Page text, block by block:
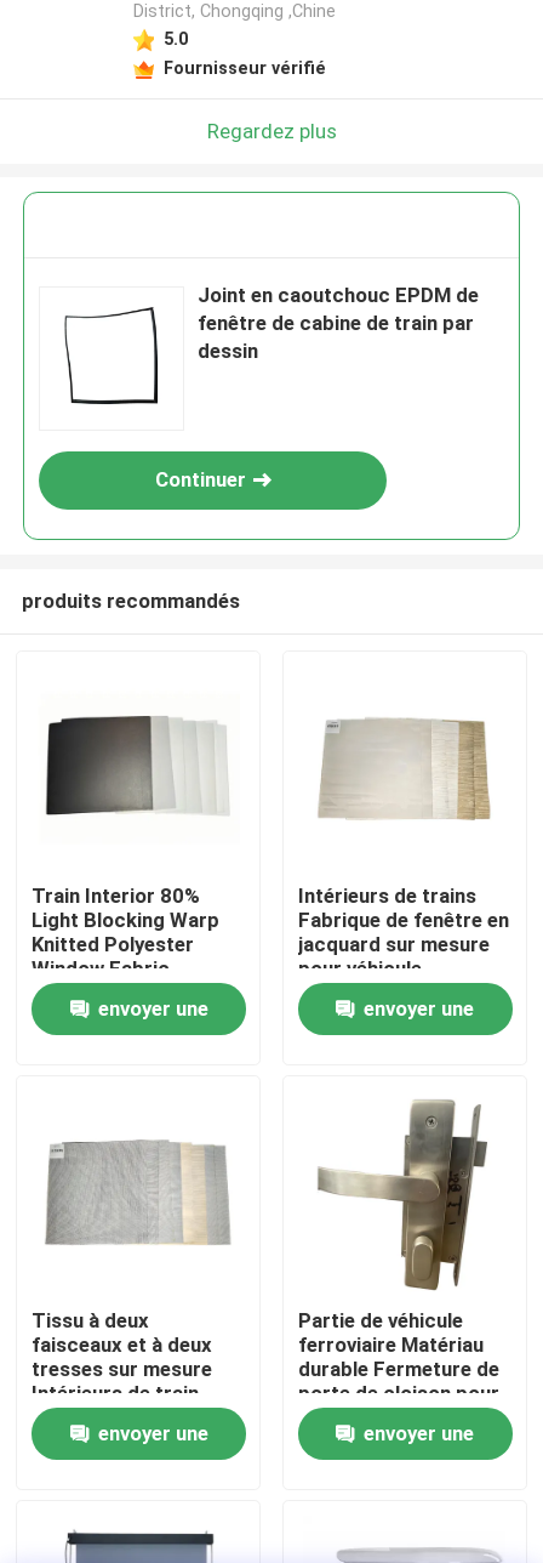
Produits
À propos de nous
Contrôle de la qualité
Nous contacter
Nouvelles
Les affaires
Demandez un devis
District, Chongqing ,Chine
5.0
Fournisseur vérifié
Regardez plus
Joint en caoutchouc EPDM de
fenêtre de cabine de train par
dessin
Continuer
produits recommandés
Train Interior 80%
Light Blocking Warp
Knitted Polyester
Window Fabric
envoyer une
Intérieurs de trains
Fabrique de fenêtre en
jacquard sur mesure
pour véhicule
automobile
envoyer une
Tissu à deux
faisceaux et à deux
tresses sur mesure
Intérieurs de train
Tissu de fenêtre
envoyer une
Partie de véhicule
ferroviaire Matériau
durable Fermeture de
porte de cloison pour
métro Train à grande
vitesseenvoyer une